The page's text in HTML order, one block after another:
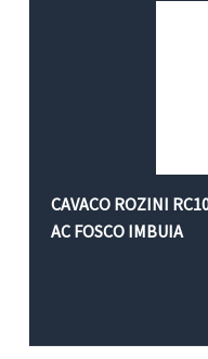
CAVACO ROZINI
AC FOSCO IMBUIA